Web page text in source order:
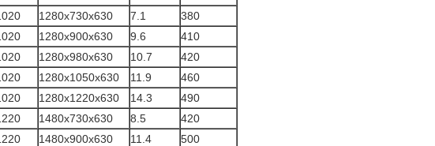
1280x730x630 7.1
380
1280x900x630 9.6
410
1280x980x630 10.7
420
1280x1050x630 11.9
460
1280x1220x630 14.3
490
1480x730x630 8.5
420
1480x900x630 11.4
500